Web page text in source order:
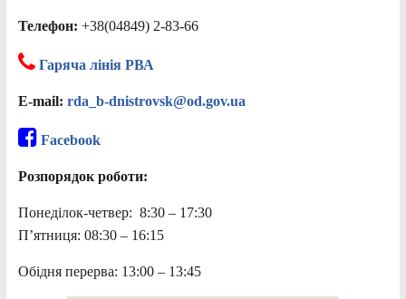
Телефон: +38(04849) 2-83-66
Гаряча лінія РВА
E-mail: rda_b-dnistrovsk@od.gov.ua
Facebook
Розпорядок роботи:
Понеділок-четвер: 8:30 – 17:30
П’ятниця: 08:30 – 16:15
Обідня перерва: 13:00 – 13:45